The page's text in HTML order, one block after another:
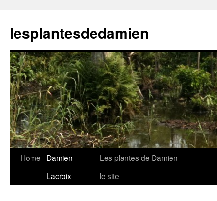
content
lesplantesdedamien
Home
Damien
Lacroix
Les plantes de Damien
le site